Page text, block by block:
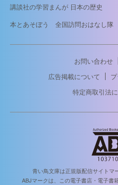
講談社の学習まんが 日本の歴史
本とあそぼう 全国訪問おはなし隊
お問い合わせ
広告掲載について
特定商取引法
青い鳥文庫は正規版配信サイトマ
ABJマークは、この電子書店・電子書